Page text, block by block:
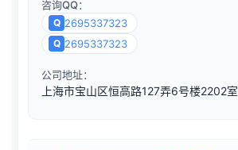
咨询QQ：
Q 2695337323
Q 2695337323
公司地址：
上海市宝山区恒高路127弄6号楼2202室